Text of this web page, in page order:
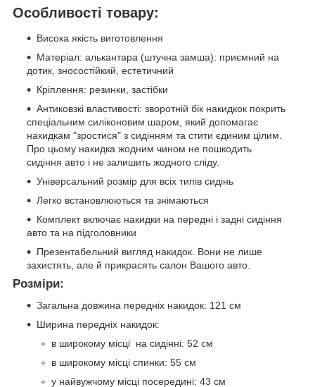
Особливості товару:
Висока якість виготовлення
Матеріал: алькантара (штучна замша): приємний на
дотик, зносостійкий, естетичний
Кріплення: резинки, застібки
Антиковзкі властивості: зворотній бік накидкок покрить
спеціальним силіконовим шаром, який допомагає
накидкам "зростися" з сидінням та стити єдиним цілим.
Про цьому накидка жодним чином не пошкодить
сидіння авто і не залишить жодного сліду.
Універсальний розмір для всіх типів сидінь
Легко встановлюються та знімаються
Комплект включає накидки на передні і задні сидіння
авто та на підголовники
Презентабельний вигляд накидок. Вони не лише
захистять, але й прикрасять салон Вашого авто.
Розміри:
Загальна довжина передніх накидок: 121 см
Ширина передніх накидок:
в широкому місці на сидінні: 52 см
в широкому місці спинки: 55 см
у найвужчому місці посередині: 43 см